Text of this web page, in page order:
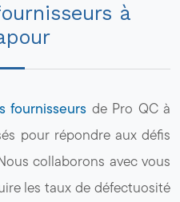
à
fournisseurs de Pro QC à
pour répondre aux défis
collaborons avec vous
les taux de défectuosité